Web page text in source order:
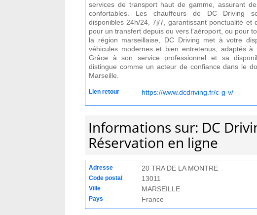
services de transport haut de gamme, assurant
confortables. Les chauffeurs de DC Driving
disponibles 24h/24, 7j/7, garantissant ponctualité et
pour un transfert depuis ou vers l'aéroport, ou pour
la région marseillaise, DC Driving met à votre
véhicules modernes et bien entretenus, adaptés à
Grâce à son service professionnel et sa
distingue comme un acteur de confiance dans le
Marseille.
Lien retour https://www.dcdriving.fr/c-g-v/
Informations sur: DC
Réservation en ligne
Adresse 20 TRA DE LA MONTRE
Code postal 13011
Ville MARSEILLE
Pays France